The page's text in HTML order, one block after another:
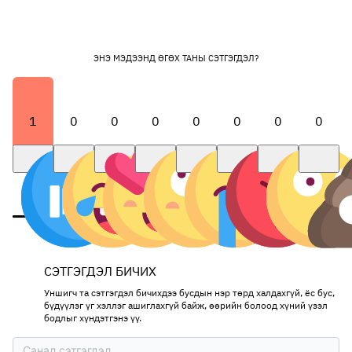
ЭНЭ МЭДЭЭНД ӨГӨХ ТАНЫ СЭТГЭГДЭЛ?
1 0 0 0 0 0 0 0
СЭТГЭГДЭЛ БИЧИХ
Уншигч та сэтгэгдэл бичихдээ бусдын нэр төрд халдахгүй, ёс бус,
бүдүүлэг үг хэллэг ашиглахгүй байж, өөрийн болоод хүний үзэл
бодлыг хүндэтгэнэ үү.